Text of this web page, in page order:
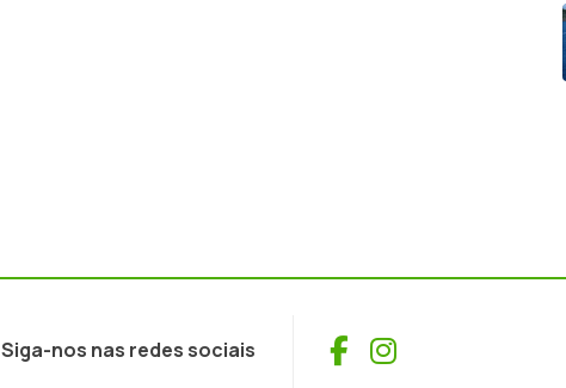
Siga-nos nas redes sociais Facebook
Instagram